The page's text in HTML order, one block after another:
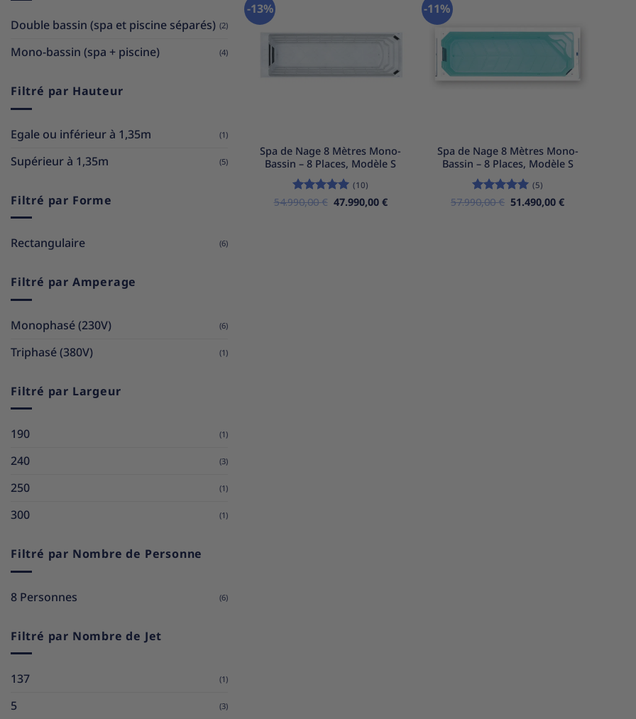
Double bassin (spa et piscine séparés) (2)
Mono-bassin (spa + piscine) (4)
Filtré par Hauteur
Egale ou inférieur à 1,35m (1)
Supérieur à 1,35m (5)
Filtré par Forme
Rectangulaire (6)
Filtré par Amperage
Monophasé (230V) (6)
Triphasé (380V) (1)
Filtré par Largeur
190 (1)
240 (3)
250 (1)
300 (1)
Filtré par Nombre de Personne
8 Personnes (6)
Filtré par Nombre de Jet
137 (1)
5 (3)
-13%
d’envies
Spa de Nage 8 Mètres Mono-
Bassin – 8 Places, Modèle S
Note5sur
(10)
54.990,00€ Le
47.990,00 €Le
-11%
liste
d’envies
Spa de Nage 8 Mètres Mono-
Bassin – 8 Places, Modèle S
Note5 sur
(5)
57.990,00€ Le
51.490,00€Le